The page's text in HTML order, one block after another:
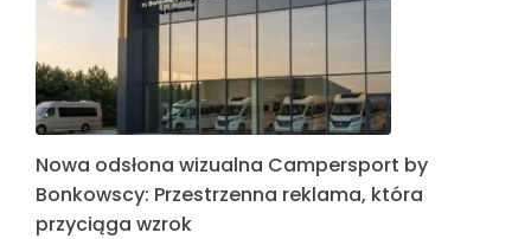
Nowa odsłona wizualna Campersport by
Bonkowscy: Przestrzenna reklama, która
przyciąga wzrok